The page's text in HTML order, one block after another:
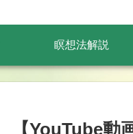
瞑想法解説
【YouTube